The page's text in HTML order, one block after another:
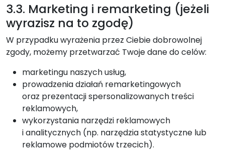
3.3. Marketing i remarketing (jeżeli
wyrazisz na to zgodę)
W przypadku wyrażenia przez Ciebie dobrowolnej
zgody, możemy przetwarzać Twoje dane do celów:
marketingu naszych usług,
prowadzenia działań remarketingowych
oraz prezentacji spersonalizowanych treści
reklamowych,
wykorzystania narzędzi reklamowych
i analitycznych (np. narzędzia statystyczne lub
reklamowe podmiotów trzecich).